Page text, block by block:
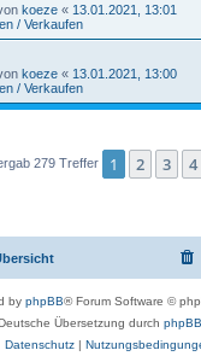
koeze « 13.01.2021, 13:01
/ Verkaufen
koeze « 13.01.2021, 13:00
/ Verkaufen
279 Treffer 1 2 3 4
by phpBB® Forum Software ©
Übersetzung durch
Datenschutz|